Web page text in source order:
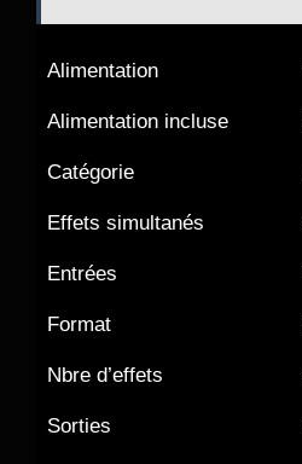
Alimentation
Alimentation incluse
Catégorie
Effets simultanés
Entrées
Format
Nbre d’effets
Sorties